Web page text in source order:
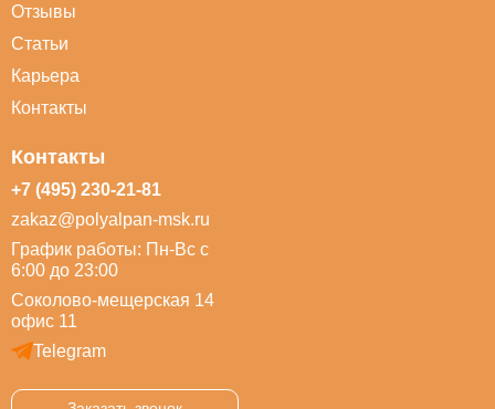
Отзывы
Статьи
Карьера
Контакты
Контакты
+7 (495) 230-21-81
zakaz@polyalpan-msk.ru
График работы: Пн-Вс с
6:00 до 23:00
Соколово-мещерская 14
офис 11
Telegram